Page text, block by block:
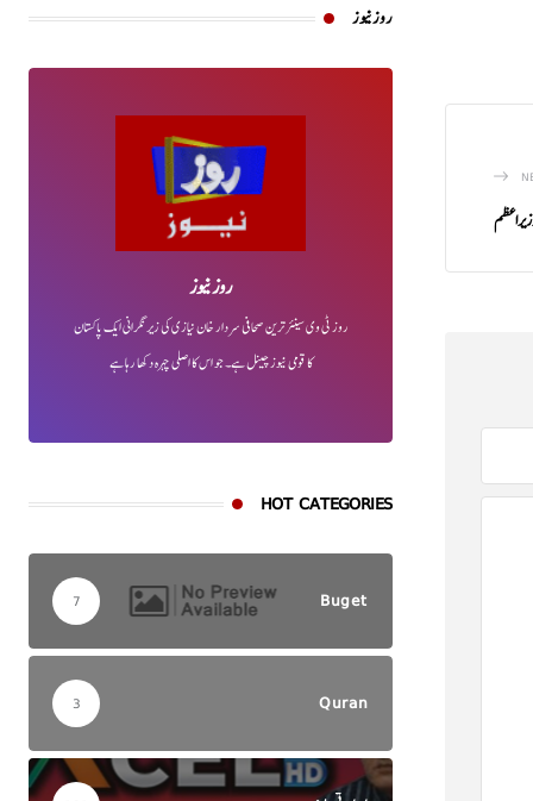
روز نیوز
روز نیوز
روز ٹی وی سینئر ترین صحافی سردار خان نیازی کی زیر نگرانی ایک پاکستان
کا قومی نیوز چینل ہے۔ جو اس کا اصلی چہرہ دکھا رہا ہے
HOT CATEGORIES
Buget
7
Quran
3